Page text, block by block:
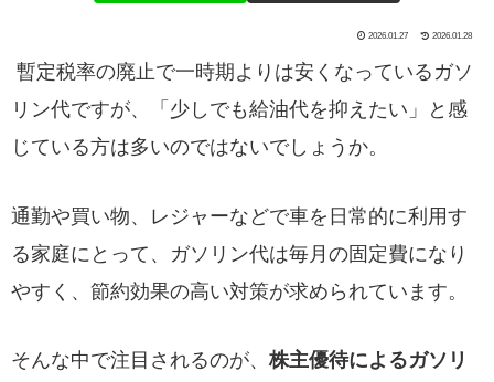
2026.01.27 2026.01.28
暫定税率の廃止で一時期よりは安くなっているガソ
リン代ですが、「少しでも給油代を抑えたい」と感
じている方は多いのではないでしょうか。
通勤や買い物、レジャーなどで車を日常的に利用す
る家庭にとって、ガソリン代は毎月の固定費になり
やすく、節約効果の高い対策が求められています。
そんな中で注目されるのが、株主優待によるガソリ